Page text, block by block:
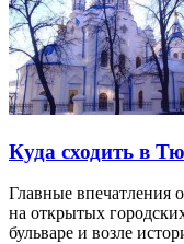
Куда сходить в
Главные
на открытых
бульваре и возле